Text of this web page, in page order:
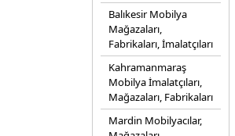
Balıkesir Mobilya
Mağazaları,
Fabrikaları, İmalatçıları
Kahramanmaraş
Mobilya İmalatçıları,
Mağazaları, Fabrikaları
Mardin Mobilyacılar,